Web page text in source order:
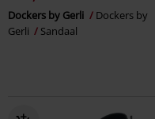
Dockers by Gerli
Dockers by
Gerli
Sandaal